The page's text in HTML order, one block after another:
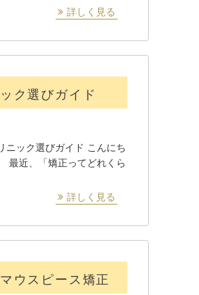
詳しく見る
ク選びガイド
ニック選びガイド こんにち
最近、「矯正ってどれくら
詳しく見る
ウスピース矯正